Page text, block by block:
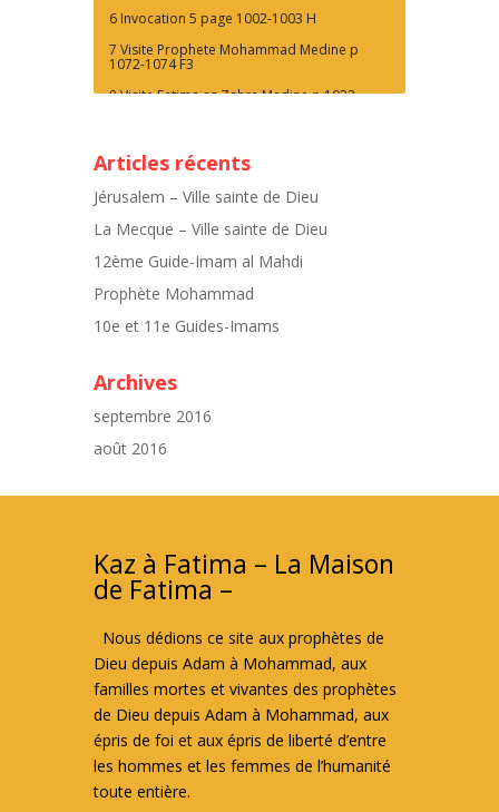
6 Invocation 5 page 1002-1003 H
7 Visite Prophete Mohammad Medine p
1072-1074 F3
8 Visite Fatima az Zahra Medine p 1032-
1369 H
11 Visite Imam al Mahdi - Visite Ali Yasin
page 1597-1603 F
12 Visite 3 complete page 1695-1700 H
Articles récents
Jérusalem – Ville sainte de Dieu
La Mecque – Ville sainte de Dieu
12ème Guide-Imam al Mahdi
Prophète Mohammad
10e et 11e Guides-Imams
Archives
septembre 2016
août 2016
Kaz à Fatima – La Maison
de Fatima –
Nous dédions ce site aux prophètes de
Dieu depuis Adam à Mohammad, aux
familles mortes et vivantes des prophètes
de Dieu depuis Adam à Mohammad, aux
épris de foi et aux épris de liberté d’entre
les hommes et les femmes de l’humanité
toute entière.